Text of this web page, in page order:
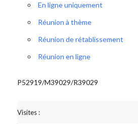
En ligne uniquement
Réunion à thème
Réunion de rétablissement
Réunion en ligne
P52919/M39029/R39029
Visites :